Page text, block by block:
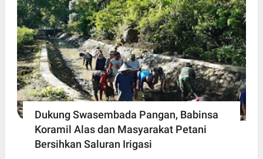
Dukung Swasembada Pangan, Babinsa
Koramil Alas dan Masyarakat Petani
Bersihkan Saluran Irigasi